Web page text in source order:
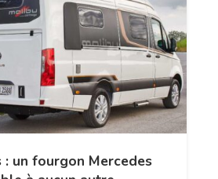
: un fourgon Mercedes